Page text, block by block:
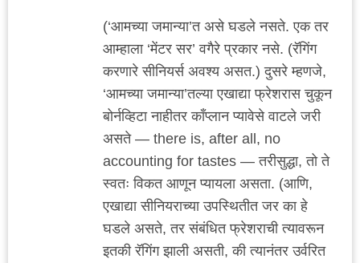
(‘आमच्या जमान्या’त असे घडले नसते. एक तर
आम्हाला ‘मेंटर सर’ वगैरे प्रकार नसे. (रॅगिंग
करणारे सीनियर्स अवश्य असत.) दुसरे म्हणजे,
‘आमच्या जमान्या’तल्या एखाद्या फ्रेशरास चुकून
बोर्नव्हिटा नाहीतर काँप्लान प्यावेसे वाटले जरी
असते — there is, after all, no
accounting for tastes — तरीसुद्धा, तो ते
स्वतः विकत आणून प्यायला असता. (आणि,
एखाद्या सीनियराच्या उपस्थितीत जर का हे
घडले असते, तर संबंधित फ्रेशराची त्यावरून
इतकी रॅगिंग झाली असती, की त्यानंतर उर्वरित